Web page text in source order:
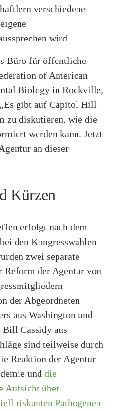
verschiedene
wird.
Büro für öffentliche
of American
Biology in Rockville,
gibt auf Capitol Hill
zu diskutieren, wie die
werden kann. Jetzt
an dieser
Kürzen
erfolgt nach dem
den Kongresswahlen
zwei separate
Reform der Agentur von
der Abgeordneten
aus Washington und
Bill Cassidy aus
sind teilweise durch
Reaktion der Agentur
und die
Aufsicht über
riskanten Pathogenen